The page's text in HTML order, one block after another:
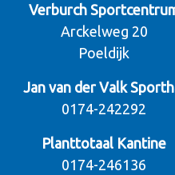
Verburch
Arckelweg 20
Poeldijk
Jan van der Valk
0174-242292
Planttotaal Kantine
0174-246136